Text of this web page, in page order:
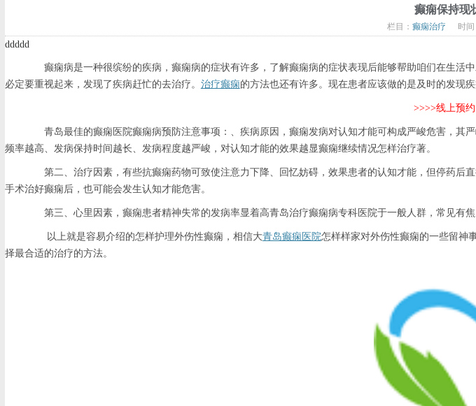
癫痫保持现
栏目： 癫痫治疗 时间
ddddd
癫痫病是一种很缤纷的疾病，癫痫病的症状有许多，了解癫痫病的症状表现后能够帮助咱们在生活
必定要重视起来，发现了疾病赶忙的去治疗。 治疗癫痫的方法也还有许多。现在患者应该做的是及时的发现
>>>>线上预
青岛最佳的癫痫医院癫痫病预防注意事项：、疾病原因，癫痫发病对认知才能可构成严峻危害，其
频率越高、发病保持时间越长、发病程度越严峻，对认知才能的效果越显癫痫继续情况怎样治疗著。
第二、治疗因素，有些抗癫痫药物可致使注意力下降、回忆妨碍，效果患者的认知才能，但停药后
手术治好癫痫后，也可能会发生认知才能危害。
第三、心里因素，癫痫患者精神失常的发病率显着高青岛治疗癫痫病专科医院于一般人群，常见有焦
以上就是容易介绍的怎样护理外伤性癫痫，相信大青岛癫痫医院怎样样家对外伤性癫痫的一些留神
择最合适的治疗的方法。